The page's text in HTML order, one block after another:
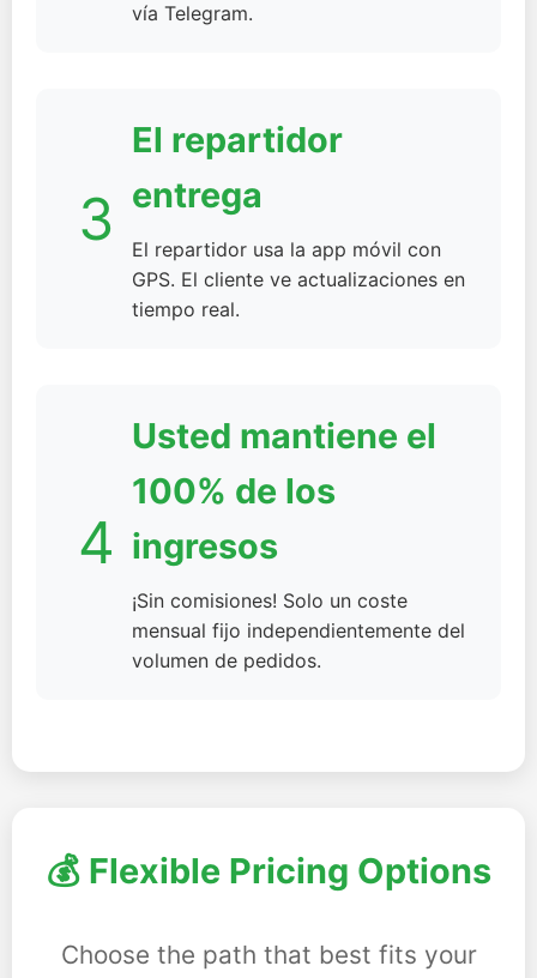
vía Telegram.
3
El repartidor
entrega
El repartidor usa la app móvil con
GPS. El cliente ve actualizaciones en
tiempo real.
4
Usted mantiene el
100% de los
ingresos
¡Sin comisiones! Solo un coste
mensual fijo independientemente del
volumen de pedidos.
💰 Flexible Pricing Options
Choose the path that best fits your